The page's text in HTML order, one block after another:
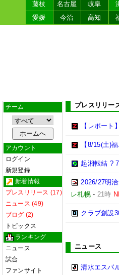
藤枝
名古屋 岐阜
愛媛
今治 高知
チーム
アカウント
ログイン
新規登録
新着情報
プレスリリース (17)
ニュース (49)
ブログ (2)
トピックス
ランキング
ニュース
試合
ファンサイト
プレスリリー
【レポート
【8/15(土)
起湘転結 ?
2026/27明
レ札幌- 21時
クラブ創設
ニュース
清水エスパ